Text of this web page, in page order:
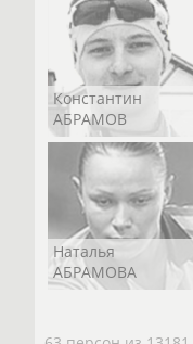
Константин
АБРАМОВ
Наталья
АБРАМОВА